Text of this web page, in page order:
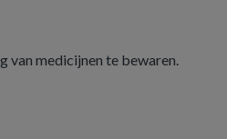
van medicijnen te bewaren.